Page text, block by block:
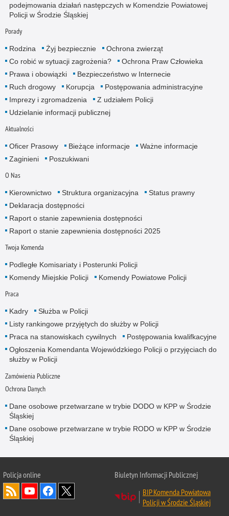
podejmowania działań następczych w Komendzie Powiatowej
Policji w Środzie Śląskiej
Porady
Rodzina Żyj bezpiecznie
Ochrona zwierząt
Co robić w sytuacji zagrożenia?
Ochrona Praw Człowieka
Prawa i obowiązki
Bezpieczeństwo w Internecie
Ruch drogowy
Korupcja
Postępowania administracyjne
Imprezy i zgromadzenia
Z udziałem Policji
Udzielanie informacji publicznej
Aktualności
Oficer Prasowy Bieżące informacje
Ważne informacje
Zaginieni
Poszukiwani
O Nas
Kierownictwo Struktura organizacyjna
Status prawny
Deklaracja dostępności
Raport o stanie zapewnienia dostępności
Raport o stanie zapewnienia dostępności 2025
Twoja Komenda
Podległe Komisariaty i Posterunki Policji
Komendy Miejskie Policji
Komendy Powiatowe Policji
Praca
Kadry
Służba w Policji
Listy rankingowe przyjętych do służby w Policji
Praca na stanowiskach cywilnych
Postępowania kwalifkacyjne
Ogłoszenia Komendanta Wojewódzkiego Policji o przyjęciach do
służby w Policji
Zamówienia Publiczne
Ochrona Danych
Dane osobowe przetwarzane w trybie DODO w KPP w Środzie
Śląskiej
Dane osobowe przetwarzane w trybie RODO w KPP w Środzie
Śląskiej
Policjaonline
Biuletyn Informacji Publicznej
BIP Komenda Powiatowa
Policji w Środzie Śląskiej